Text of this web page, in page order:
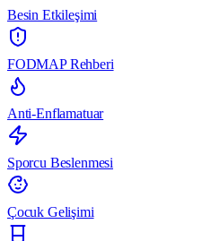
Besin Etkileşimi
FODMAP Rehberi
Anti-Enflamatuar
Sporcu Beslenmesi
Çocuk Gelişimi